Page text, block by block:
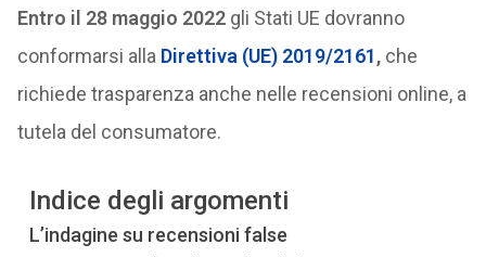
Entro il 28 maggio 2022gli Stati UE dovranno
conformarsi alla Direttiva (UE) 2019/2161,che
richiede trasparenza anche nelle recensioni online, a
tutela del consumatore.
Indice degli argomenti
L’indagine su recensioni false